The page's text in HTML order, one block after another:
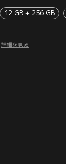
12 GB + 256 GB
詳細を見る